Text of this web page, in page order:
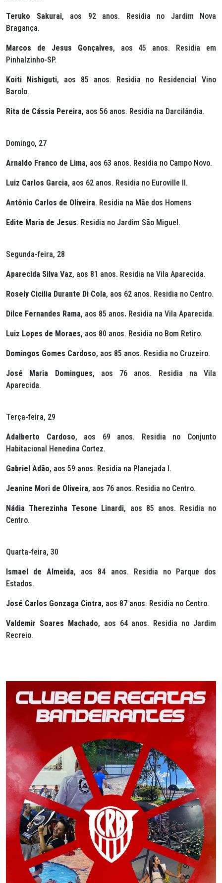
Teruko Sakurai, aos 92 anos. Residia no Jardim Nova
Bragança.
Marcos de Jesus Gonçalves, aos 45 anos. Residia em
Pinhalzinho-SP.
Koiti Nishiguti, aos 85 anos. Residia no Residencial Vino
Barolo.
Rita de Cássia Pereira, aos 56 anos. Residia na Darcilândia.
Domingo, 27
Arnaldo Franco de Lima, aos 63 anos. Residia no Campo Novo.
Luiz Carlos Garcia, aos 62 anos. Residia no Euroville II.
Antônio Carlos de Oliveira. Residia na Mãe dos Homens
Edite Maria de Jesus. Residia no Jardim São Miguel.
Segunda-feira, 28
Aparecida Silva Vaz, aos 81 anos. Residia na Vila Aparecida.
Rosely Cicilia Durante Di Cola, aos 62 anos. Residia no Centro.
Dilce Fernandes Rama, aos 85 anos. Residia na Vila Aparecida.
Luiz Lopes de Moraes, aos 80 anos. Residia no Bom Retiro.
Domingos Gomes Cardoso, aos 85 anos. Residia no Cruzeiro.
José Maria Domingues, aos 76 anos. Residia na Vila
Aparecida.
Terça-feira, 29
Adalberto Cardoso, aos 69 anos. Residia no Conjunto
Habitacional Henedina Cortez.
Gabriel Adão, aos 59 anos. Residia na Planejada I.
Jeanine Mori de Oliveira, aos 76 anos. Residia no Centro.
Nádia Therezinha Tesone Linardi, aos 85 anos. Residia no
Centro.
Quarta-feira, 30
Ismael de Almeida, aos 84 anos. Residia no Parque dos
Estados.
José Carlos Gonzaga Cintra, aos 87 anos. Residia no Centro.
Valdemir Soares Machado, aos 64 anos. Residia no Jardim
Recreio.